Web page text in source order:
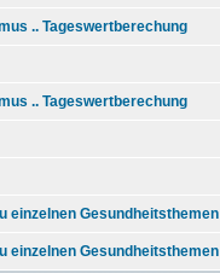
.. Tageswertberechung
.. Tageswertberechung
einzelnen Gesundheitsthemen
einzelnen Gesundheitsthemen